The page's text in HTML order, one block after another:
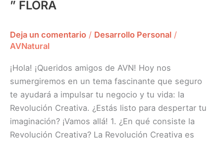
” FLORA
Deja un comentario / Desarrollo Personal /
AVNatural
¡Hola! ¡Queridos amigos de AVN! Hoy nos
sumergiremos en un tema fascinante que seguro
te ayudará a impulsar tu negocio y tu vida: la
Revolución Creativa. ¿Estás listo para despertar tu
imaginación? ¡Vamos allá! 1. ¿En qué consiste la
Revolución Creativa? La Revolución Creativa es